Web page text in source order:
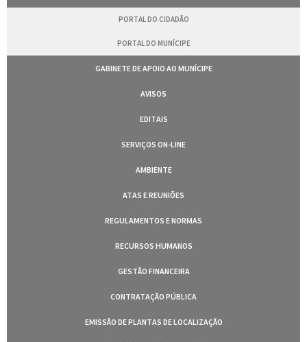
PORTAL DO CIDADÃO
PORTAL DO MUNÍCIPE
GABINETE DE APOIO AO MUNÍCIPE
AVISOS
EDITAIS
SERVIÇOS ON-LINE
AMBIENTE
ATAS E REUNIÕES
REGULAMENTOS E NORMAS
RECURSOS HUMANOS
GESTÃO FINANCEIRA
CONTRATAÇÃO PÚBLICA
EMISSÃO DE PLANTAS DE LOCALIZAÇÃO